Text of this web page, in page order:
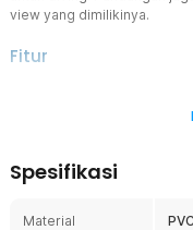
view yang dimilikinya.
Fitur
Kacamata selam oval
ini memastikan
pecah yang
Spesifikasi
Material